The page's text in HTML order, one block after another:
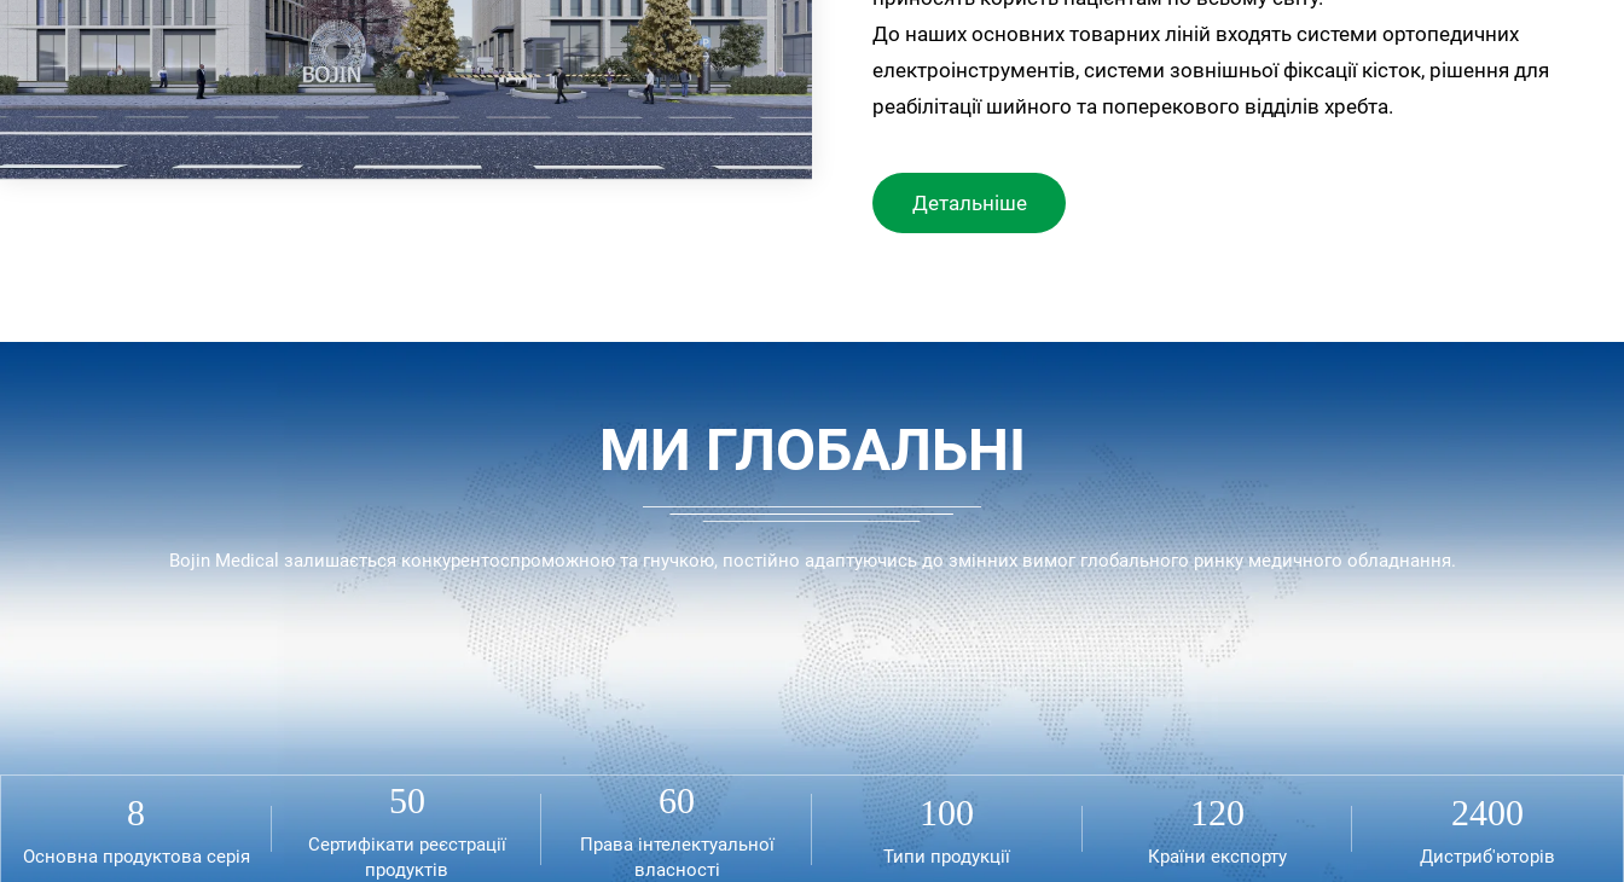
До наших основних товарних ліній входять системи ортопедичних
електроінструментів, системи зовнішньої фіксації кісток, рішення для
реабілітації шийного та поперекового відділів хребта.
Детальніше
МИ ГЛОБАЛЬНІ
Bojin Medical залишається конкурентоспроможною та гнучкою, постійно адаптуючись до змінних вимог глобального ринку медичного обладнання.
8
Основна продуктова серія
50
Сертифікати реєстрації
продуктів
60
Права інтелектуальної
власності
100
Типи продукції
120
Країни експорту
2400
Дистриб'юторів